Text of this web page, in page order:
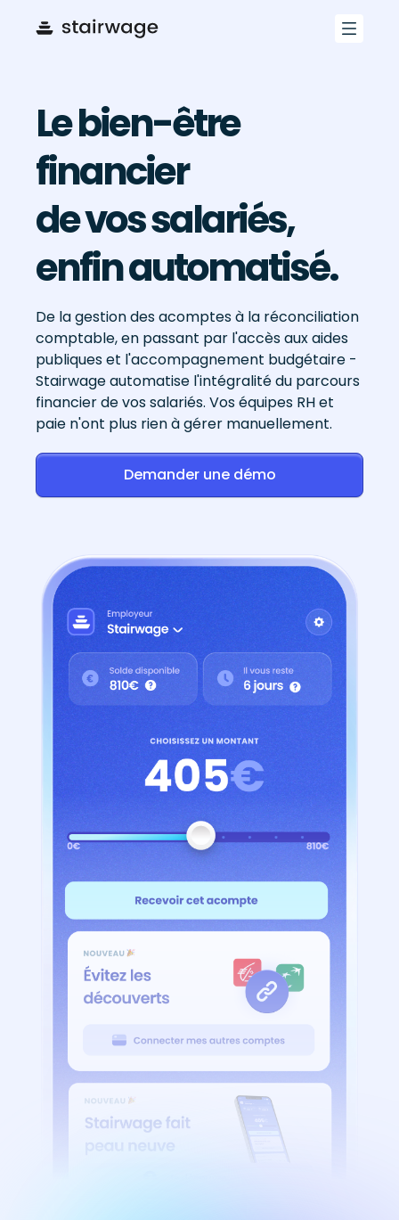
Le bien-être
financier
de vos salariés,
enfin automatisé.
De la gestion des acomptes à la réconciliation
comptable, en passant par l'accès aux aides
publiques et l'accompagnement budgétaire -
Stairwage automatise l'intégralité du parcours
financier de vos salariés. Vos équipes RH et
paie n'ont plus rien à gérer manuellement.
Demander une démo